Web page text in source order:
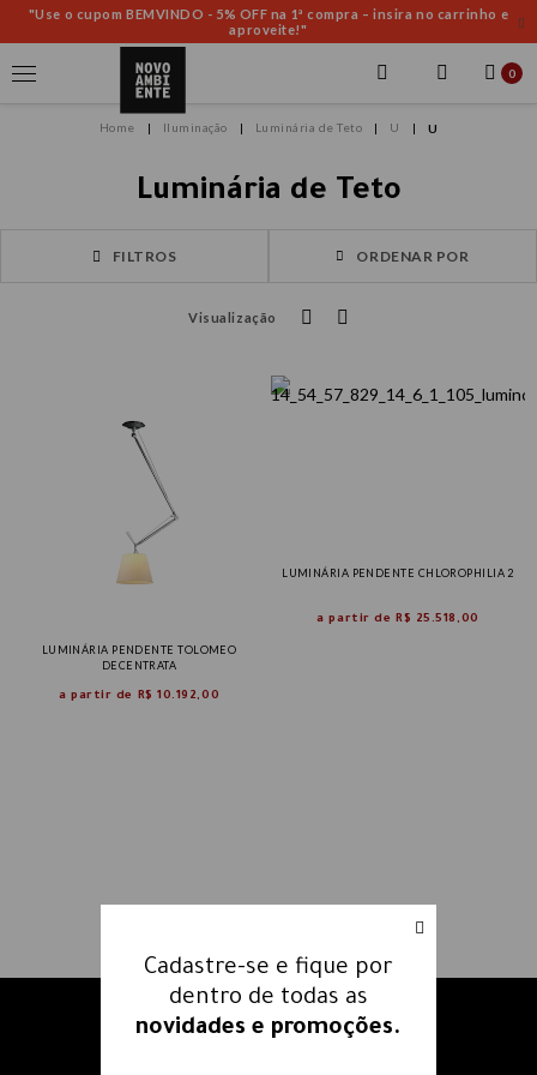
"Use o cupom BEMVINDO - 5% OFF na 1ª compra – insira no carrinho e
aproveite!"
0
Iluminação Luminária de Teto U U
Luminária de Teto
FILTROS ORDENAR POR
Visualização
LUMINÁRIA PENDENTE TOLOMEO
DECENTRATA
a partir de R$ 10.192,00
LUMINÁRIA PENDENTE CHLOROPHILIA 2
a partir de R$ 25.518,00
Receba nossos e-mails e fique
Cadastre-se e fique por
dentro de todas as
novidades e promoções.